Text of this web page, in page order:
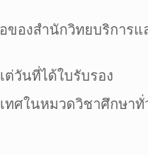
ของสำนักวิทยบริการแ
ต่วันที่ได้ใบรับรอง
ทศในหมวดวิชาศึกษาทั่